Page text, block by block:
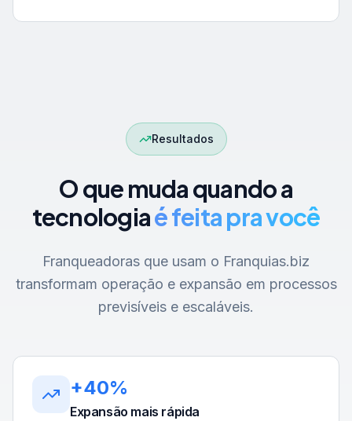
Resultados
O que muda quando a
tecnologiaé feita pra você
Franqueadoras que usam o Franquias.biz
transformam operação e expansão em processos
previsíveis e escaláveis.
+40%
Expansão mais rápida